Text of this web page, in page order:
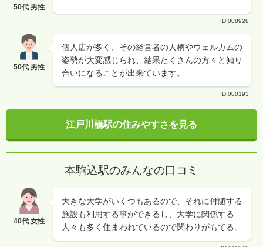
50代 男性
ID:008928
50代 男性
個人店が多く、その経営者の人柄やウェルカムの
姿勢が大変感じられ、結果たくさんの方々と知り
合いになることが出来ています。
ID:000193
江戸川橋駅の住みやすさを見る
本駒込駅のみんなの口コミ
40代 女性
大きな大学がいくつもあるので、それに付随する
施設も利用する事ができるし、大学に関係する
人々も多く住まわれているので関わりがもてる。